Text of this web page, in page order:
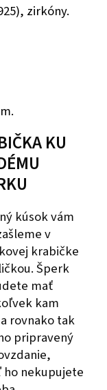
zirkóny.
KU
kúsok vám
v
krabičke
Šperk
mať
kam
rovnako tak
pripravený
ho nekupujete